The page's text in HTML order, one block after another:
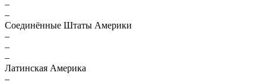
–
–
Соединённые Штаты Америки
–
–
–
Латинская Америка
–